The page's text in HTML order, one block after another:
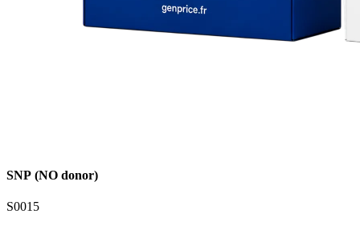
SNP (NO donor)
S0015